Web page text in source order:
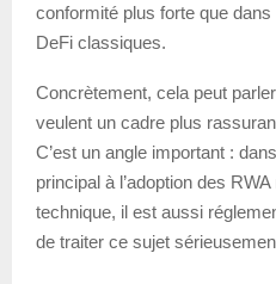
conformité plus forte que
DeFi classiques.
Concrètement, cela peut
veulent un cadre plus
C’est un angle important :
principal à l’adoption des
technique, il est aussi
de traiter ce sujet